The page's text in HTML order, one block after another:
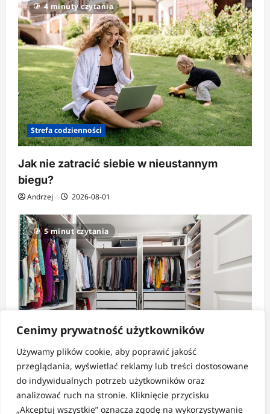
Cenimy prywatność użytkowników
Używamy plików cookie, aby poprawić jakość
przeglądania, wyświetlać reklamy lub treści dostosowane
do indywidualnych potrzeb użytkowników oraz
analizować ruch na stronie. Kliknięcie przycisku
„Akceptuj wszystkie” oznacza zgodę na wykorzystywanie
4 minuty czytania
Strefa codzienności
Jak nie zatracić siebie w nieustannym
biegu?
Andrzej 2026-08-01
5 minut czytania
Strefa pomysłów
Jak tanio i sprytnie zorganizować dużą
szafę?